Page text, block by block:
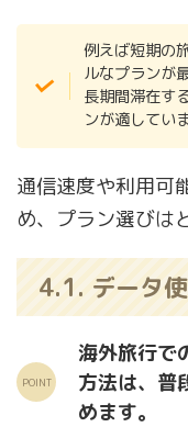
例えば短期の
ルなプランが最
長期間滞在す
ンが適してい
通信速度や利用可
め、プラン選びは
4.1. データ
海外旅行で
方法は、普
めます。